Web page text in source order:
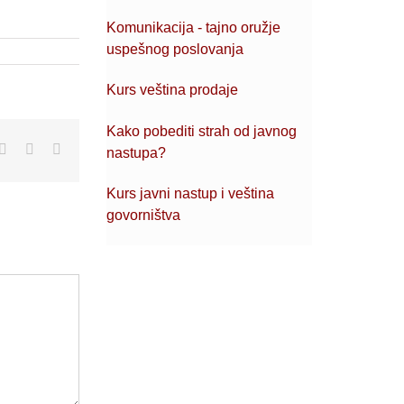
Pinterest
Komunikacija - tajno oružje
uspešnog poslovanja
Kurs veština prodaje
Kako pobediti strah od javnog
nastupa?
Kurs javni nastup i veština
govorništva